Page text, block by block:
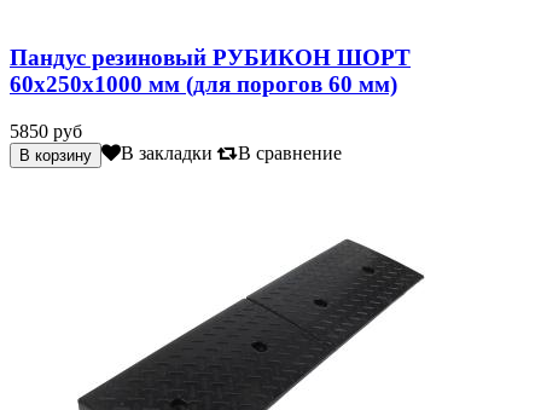
Пандус резиновый РУБИКОН ШОРТ
60х250х1000 мм (для порогов 60 мм)
5850 руб
В закладки В сравнение